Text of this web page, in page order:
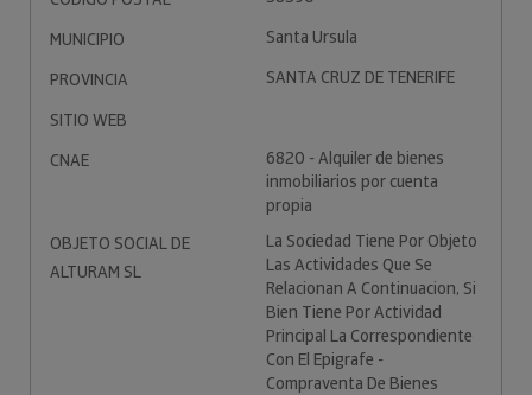
MUNICIPIO
Santa Ursula
PROVINCIA
SANTA CRUZ DE TENERIFE
SITIO WEB
CNAE
6820 - Alquiler de bienes
inmobiliarios por cuenta
propia
OBJETO SOCIAL DE
ALTURAM SL
La Sociedad Tiene Por Objeto
Las Actividades Que Se
Relacionan A Continuacion, Si
Bien Tiene Por Actividad
Principal La Correspondiente
Con El Epigrafe -
Compraventa De Bienes